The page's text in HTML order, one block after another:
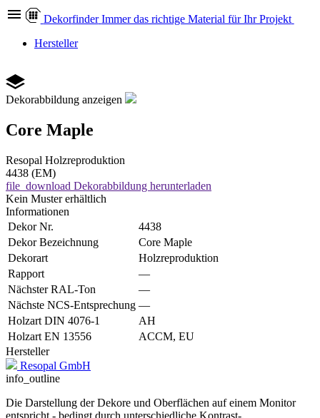
Dekorfinder Immer das richtige Material für Ihr Projekt
Hersteller
Dekorabbildung anzeigen
Core Maple
Resopal Holzreproduktion
4438 (EM)
file_download Dekorabbildung herunterladen
Kein Muster erhältlich
Informationen
Dekor Nr.
4438
Dekor Bezeichnung
Core Maple
Dekorart
Holzreproduktion
Rapport
—
Nächster RAL-Ton
—
Nächste NCS-Entsprechung —
Holzart DIN 4076-1
AH
Holzart EN 13556
ACCM, EU
Hersteller
Resopal GmbH
info_outline
Die Darstellung der Dekore und Oberflächen auf einem Monitor
entspricht - bedingt durch unterschiedliche Kontrast-,